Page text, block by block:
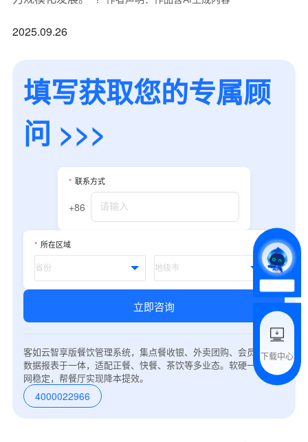
2025.09.26
填写获取您的专属顾
问 >>>
* 联系方式
+86
* 所在区域
立即咨询
客如云智享版餐饮管理系统，集点餐收银、外卖团购、会员营销、
数据报表于一体，适配正餐、快餐、茶饮等多业态。软硬一体，弱
网稳定，帮餐厅实现降本提效。
4000022966
下载中心
我的姓名
预约试用
我是老客户，了解最新优惠